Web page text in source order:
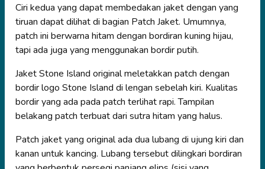
Ciri kedua yang dapat membedakan jaket dengan yang
tiruan dapat dilihat di bagian Patch Jaket. Umumnya,
patch ini berwarna hitam dengan bordiran kuning hijau,
tapi ada juga yang menggunakan bordir putih.
Jaket Stone Island original meletakkan patch dengan
bordir logo Stone Island di lengan sebelah kiri. Kualitas
bordir yang ada pada patch terlihat rapi. Tampilan
belakang patch terbuat dari sutra hitam yang halus.
Patch jaket yang original ada dua lubang di ujung kiri dan
kanan untuk kancing. Lubang tersebut dilingkari bordiran